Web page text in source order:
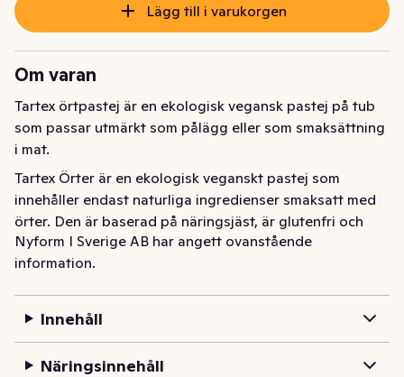
Lägg till i varukorgen
Om varan
Tartex örtpastej är en ekologisk vegansk pastej på tub
som passar utmärkt som pålägg eller som smaksättning
i mat.
Tartex Örter är en ekologisk veganskt pastej som
innehåller endast naturliga ingredienser smaksatt med
örter. Den är baserad på näringsjäst, är glutenfri och
innehåller icke-härdade fetter och oljor. Tartex
ekologiska pastejer är jättegoda på smörgåsen, på kex
Nyform I Sverige AB har angett ovanstående
information.
Innehåll
Näringsinnehåll